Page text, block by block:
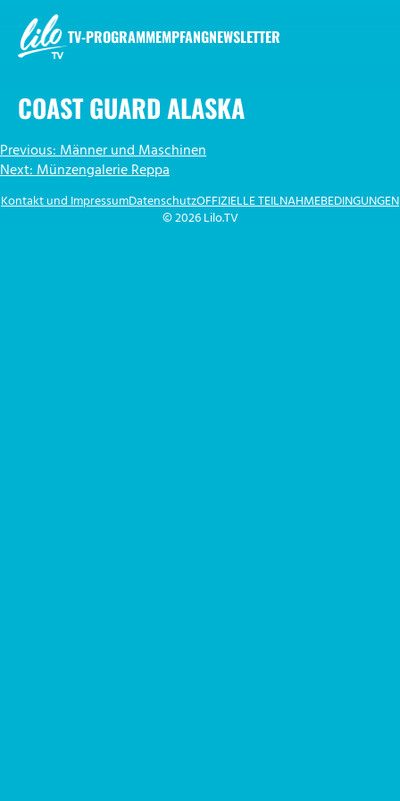
Inhalt
springen
TV-PROGRAMMEMPFANGNEWSLETTER
COAST GUARD ALASKA
BEITRAGSNAVIGATION
Previous:Männer und Maschinen
Next:Münzengalerie Reppa
© 2026 Lilo.TV
Kontakt und ImpressumDatenschutzOFFIZIELLE TEILNAHMEBEDINGUNGEN